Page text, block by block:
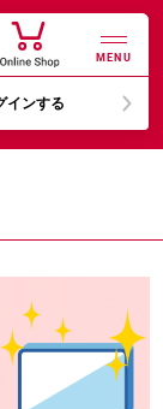
MENU
インする